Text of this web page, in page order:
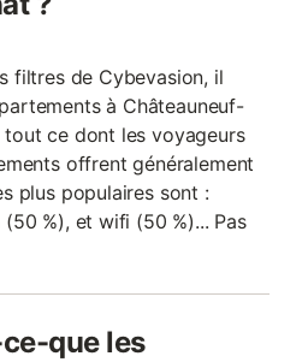
filtres de Cybevasion, il
à Châteauneuf-
ce dont les voyageurs
offrent généralement
plus populaires sont :
%), et wifi (50 %)... Pas
que les